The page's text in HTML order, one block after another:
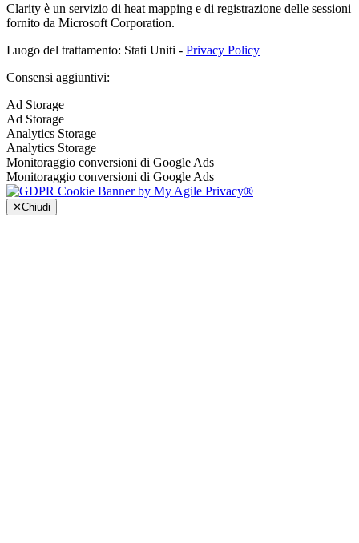
Clarity è un servizio di heat mapping e di registrazione delle sessioni
fornito da Microsoft Corporation.
Luogo del trattamento: Stati Uniti - Privacy Policy
Consensi aggiuntivi:
Ad Storage
Ad Storage
Analytics Storage
Analytics Storage
Monitoraggio conversioni di Google Ads
Monitoraggio conversioni di Google Ads
✕Chiudi